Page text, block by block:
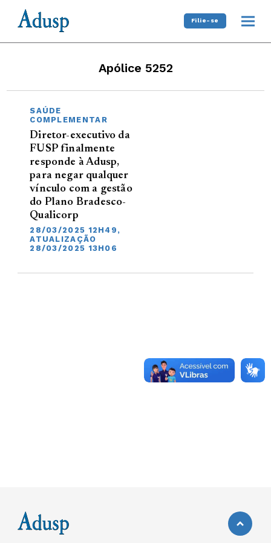
Filie-se
Apólice 5252
SAÚDE
COMPLEMENTAR
Diretor-executivo da
FUSP finalmente
responde à Adusp,
para negar qualquer
vínculo com a gestão
do Plano Bradesco-
Qualicorp
28/03/2025 12H49,
ATUALIZAÇÃO
28/03/2025 13H06